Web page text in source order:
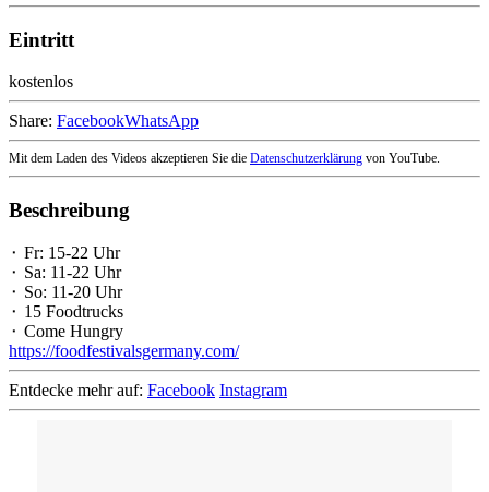
Eintritt
kostenlos
Share: FacebookWhatsApp
Mit dem Laden des Videos akzeptieren Sie die Datenschutzerklärung von YouTube.
Beschreibung
⬝ Fr: 15-22 Uhr
⬝ Sa: 11-22 Uhr
⬝ So: 11-20 Uhr
⬝ 15 Foodtrucks
⬝ Come Hungry
https://foodfestivalsgermany.com/
Entdecke mehr auf: Facebook Instagram